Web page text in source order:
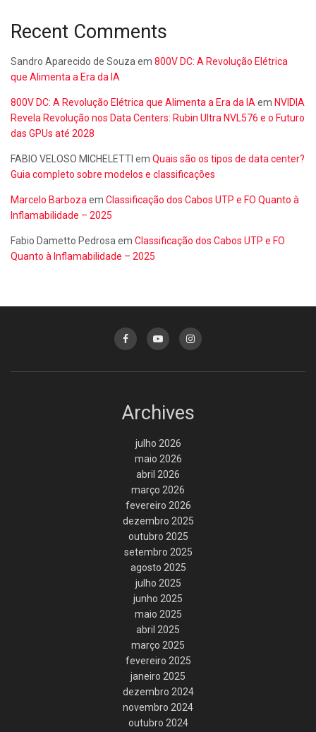
Recent Comments
Sandro Aparecido de Souzaem 800V DC: A Revolução Elétrica
que Alimenta a Era da IA
800V DC: A Revolução Elétrica que Alimenta a Era da IAem NVIDIA
Revela Revolução nos Data Centers: Rubin Ultra NVL576 e o Futuro
das GPUs até 2028
FABIO VELOSO MICHELETTI em Quais são os tipos de data center?
Guia completo sobre modelos e classificações
Marcelo Barbozaem Classificação dos Cabos UTP e FO Quanto à
Inflamabilidade – 2025
Fabio Dametto Pedrosaem Classificação dos Cabos UTP e FO
Quanto à Inflamabilidade – 2025
Archives
julho 2026
maio 2026
abril 2026
março 2026
fevereiro 2026
dezembro 2025
outubro 2025
setembro 2025
agosto 2025
julho 2025
junho 2025
maio 2025
abril 2025
março 2025
fevereiro 2025
janeiro 2025
dezembro 2024
novembro 2024
outubro 2024